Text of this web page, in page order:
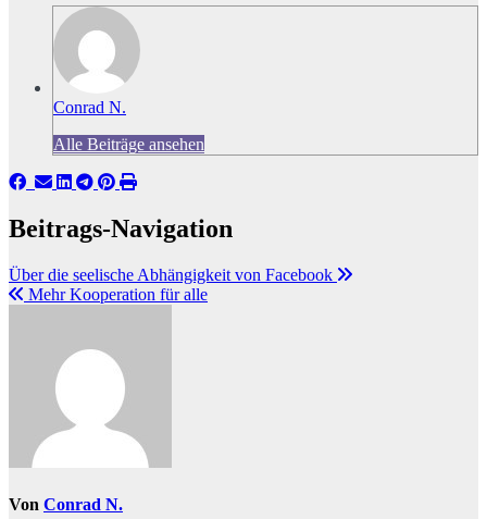
Conrad N.
Alle Beiträge ansehen
Beitrags-Navigation
Über die seelische Abhängigkeit von Facebook
Mehr Kooperation für alle
Von Conrad N.